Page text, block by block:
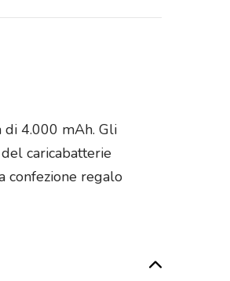
4.000 mAh. Gli
caricabatterie
confezione regalo